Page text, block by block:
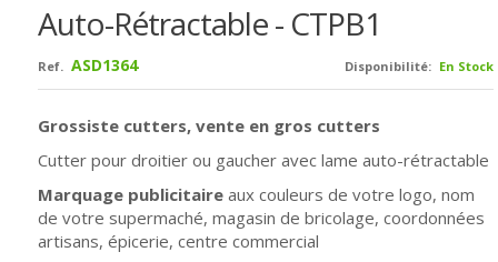
Auto-Rétractable - CTPB1
Disponibilité: En Stock
Ref. ASD1364
Grossiste cutters, vente en gros cutters
Cutter pour droitier ou gaucher avec lame auto-rétractable
Marquage publicitaire aux couleurs de votre logo, nom
de votre supermaché, magasin de bricolage, coordonnées
artisans, épicerie, centre commercial